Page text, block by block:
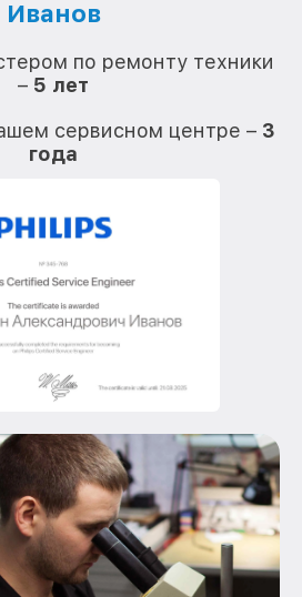
Иванов
по ремонту техники
– 5 лет
сервисном центре – 3
года